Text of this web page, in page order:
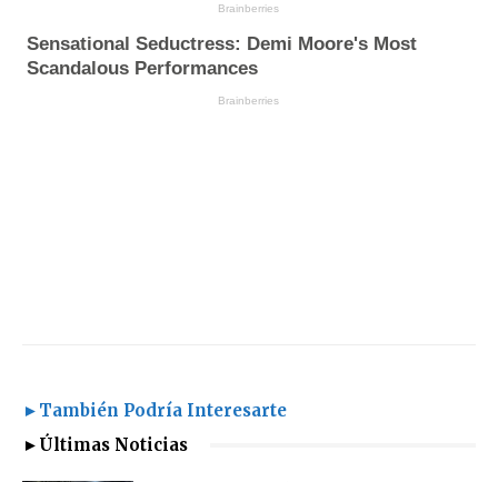
►También Podría Interesarte
►Últimas Noticias